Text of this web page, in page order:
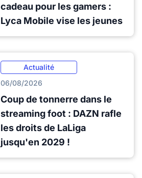
cadeau pour les gamers :
Lyca Mobile vise les jeunes
Actualité
06/08/2026
Coup de tonnerre dans le
streaming foot : DAZN rafle
les droits de LaLiga
jusqu'en 2029 !